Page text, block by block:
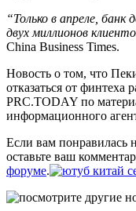
“Только в апреле, банк
двух миллионов
China Business Times.
Новость о том, что
отказаться от финтеха
PRC.TODAY по
информационного
Если вам понравилась
оставьте ваш
форуме.